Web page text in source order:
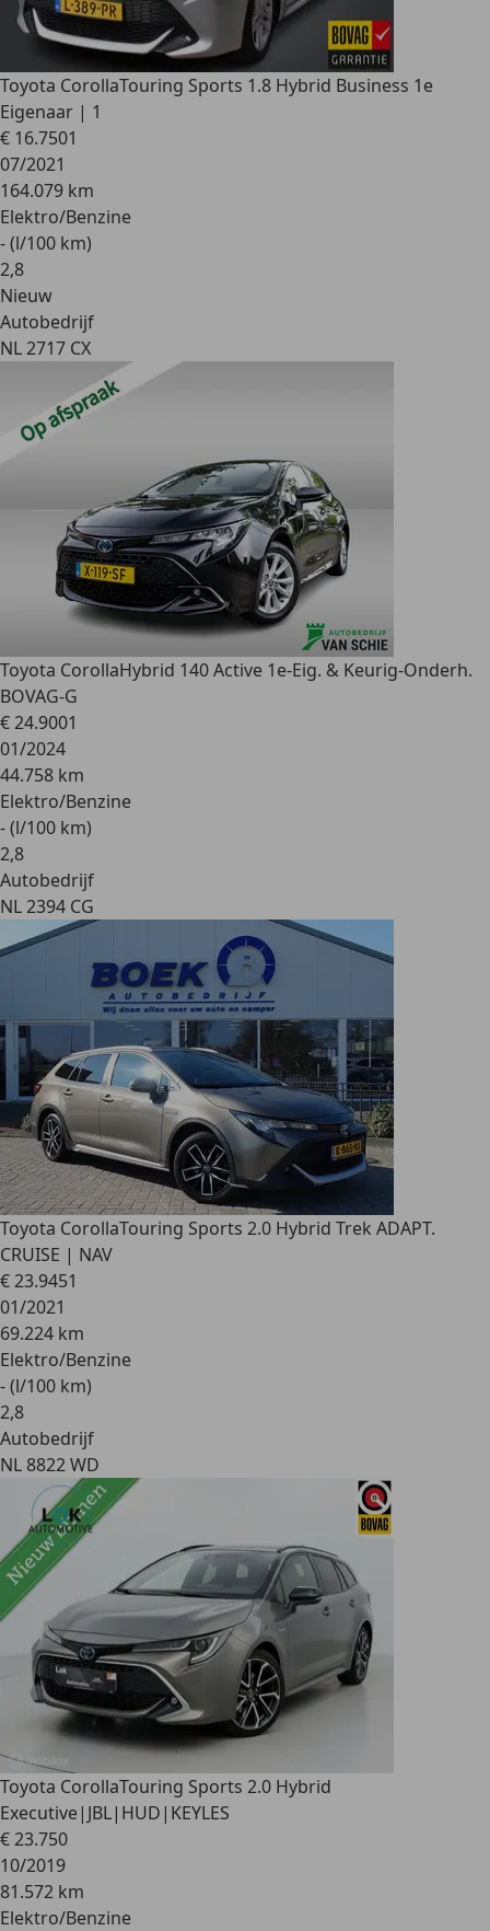
Toyota CorollaTouring Sports 1.8 Hybrid Business 1e
Eigenaar | 1
€ 16.7501
07/2021
164.079 km
Elektro/Benzine
- (l/100 km)
2,8
Nieuw
Autobedrijf
NL 2717 CX
Toyota CorollaHybrid 140 Active 1e-Eig. & Keurig-Onderh.
BOVAG-G
€ 24.9001
01/2024
44.758 km
Elektro/Benzine
- (l/100 km)
2,8
Autobedrijf
NL 2394 CG
Toyota CorollaTouring Sports 2.0 Hybrid Trek ADAPT.
CRUISE | NAV
€ 23.9451
01/2021
69.224 km
Elektro/Benzine
- (l/100 km)
2,8
Autobedrijf
NL 8822 WD
Toyota CorollaTouring Sports 2.0 Hybrid
Executive|JBL|HUD|KEYLES
€ 23.750
10/2019
81.572 km
Elektro/Benzine